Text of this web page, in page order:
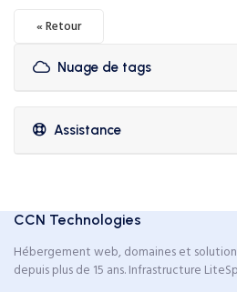
« Retour
Nuage de tags
Assistance
CCN Technologies
Hébergement web, domaines et
depuis plus de 15 ans. Infrastructure